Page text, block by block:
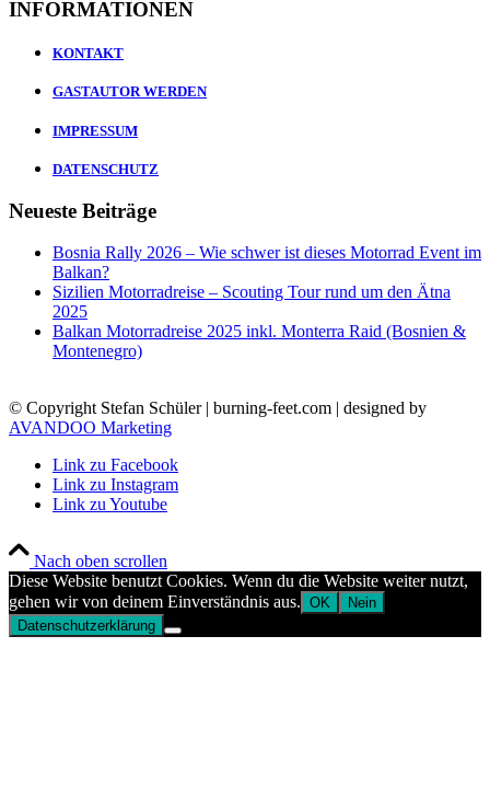
INFORMATIONEN
KONTAKT
GASTAUTOR WERDEN
IMPRESSUM
DATENSCHUTZ
Neueste Beiträge
Bosnia Rally 2026 – Wie schwer ist dieses Motorrad Event im
Balkan?
Sizilien Motorradreise – Scouting Tour rund um den Ätna
2025
Balkan Motorradreise 2025 inkl. Monterra Raid (Bosnien &
Montenegro)
© Copyright Stefan Schüler | burning-feet.com | designed by
AVANDOO Marketing
Link zu Facebook
Link zu Instagram
Link zu Youtube
Nach oben scrollen
Diese Website benutzt Cookies. Wenn du die Website weiter nutzt,
gehen wir von deinem Einverständnis aus. OK
Nein
Datenschutzerklärung